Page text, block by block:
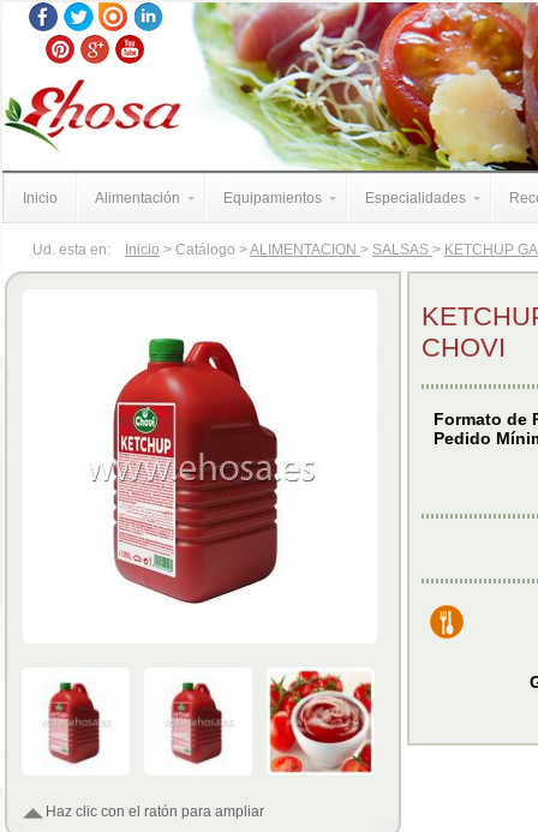
Inicio Alimentación Equipamientos Especialidades
Ud. esta en: Inicio > Catálogo >ALIMENTACION > SALSAS > KETCHUP
Haz clic con el ratón para ampliar
CHOVI
Formato de
Pedido